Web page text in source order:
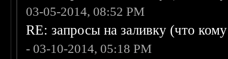
03-05-2014, 08:52 PM
RE: запросы на заливку (что
- 03-10-2014, 05:18 PM